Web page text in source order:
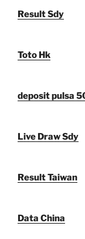
Result Sdy
Toto Hk
deposit pulsa
Live Draw Sdy
Result Taiwan
Data China